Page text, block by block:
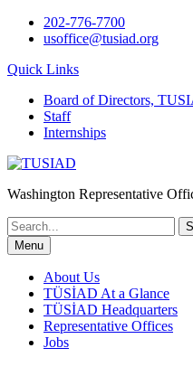
Skip
202-776-7700
usoffice@tusiad.org
Quick Links
Board of Directors,
Staff
Internships
Washington Representative
Search
for:Menu
About Us
TÜSİAD At a Glance
TÜSİAD Headquarters
Representative Offices
Jobs